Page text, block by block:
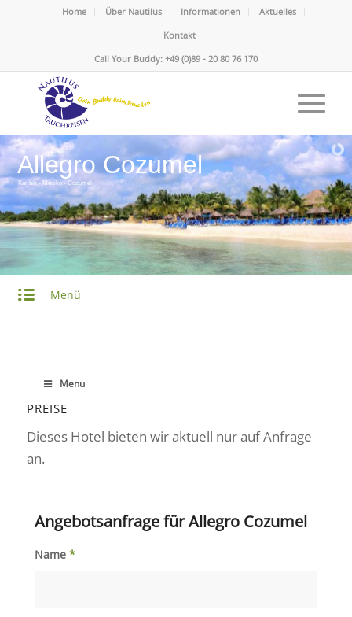
Home Über Nautilus Informationen
Aktuelles
Kontakt
Call Your Buddy: +49 (0)89 - 20 80 76 170
Allegro Cozumel
Karibik - Mexiko - Cozumel
Menü
Menu
PREISE
Dieses Hotel bieten wir aktuell nur auf Anfrage
an.
Angebotsanfrage für Allegro Cozumel
Name *